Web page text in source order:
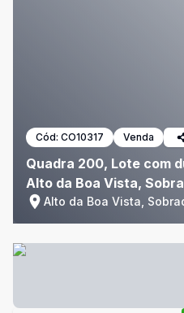
Cód: CO10317 Venda
Quadra 200, Lote com
Alto da Boa Vista,
Alto da Boa Vista,